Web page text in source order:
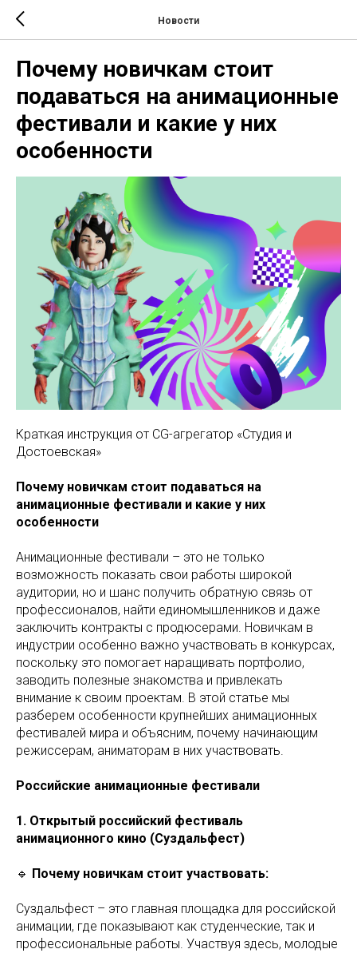
Новости
Почему новичкам стоит
подаваться на анимационные
фестивали и какие у них
особенности
Краткая инструкция от CG-агрегатор «Студия и
Достоевская»
Почему новичкам стоит подаваться на
анимационные фестивали и какие у них
особенности
Анимационные фестивали – это не только
возможность показать свои работы широкой
аудитории, но и шанс получить обратную связь от
профессионалов, найти единомышленников и даже
заключить контракты с продюсерами. Новичкам в
индустрии особенно важно участвовать в конкурсах,
поскольку это помогает наращивать портфолио,
заводить полезные знакомства и привлекать
внимание к своим проектам. В этой статье мы
разберем особенности крупнейших анимационных
фестивалей мира и объясним, почему начинающим
режиссерам, аниматорам в них участвовать.
Российские анимационные фестивали
1. Открытый российский фестиваль
анимационного кино (Суздальфест)
🔹 Почему новичкам стоит участвовать:
Суздальфест – это главная площадка для российской
анимации, где показывают как студенческие, так и
профессиональные работы. Участвуя здесь, молодые